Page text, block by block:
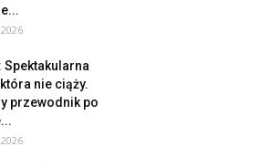
Spektakularna
nie ciąży.
przewodnik po